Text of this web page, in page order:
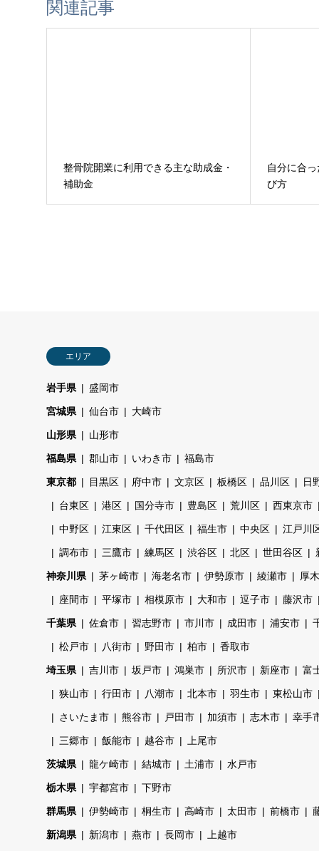
関連記事
整骨院開業に利用できる主な助成金・
補助金
自分に合
び方
エリア
岩手県 盛岡市
宮城県 仙台市 大崎市
山形県 山形市
福島県 郡山市 いわき市 福島市
東京都 目黒区 府中市 文京区 板橋区 品川区 日
台東区 港区 国分寺市 豊島区 荒川区 西東京市
中野区 江東区 千代田区 福生市 中央区 江戸川
調布市 三鷹市 練馬区 渋谷区 北区 世田谷区
神奈川県 茅ヶ崎市 海老名市 伊勢原市 綾瀬市 厚
座間市 平塚市 相模原市 大和市 逗子市 藤沢市
千葉県 佐倉市 習志野市 市川市 成田市 浦安市
松戸市 八街市 野田市 柏市 香取市
埼玉県 吉川市 坂戸市 鴻巣市 所沢市 新座市 富
狭山市 行田市 八潮市 北本市 羽生市 東松山市
さいたま市 熊谷市 戸田市 加須市 志木市 幸手
三郷市 飯能市 越谷市 上尾市
茨城県 龍ケ崎市 結城市 土浦市 水戸市
栃木県 宇都宮市 下野市
群馬県 伊勢崎市 桐生市 高崎市 太田市 前橋市
新潟県 新潟市 燕市 長岡市 上越市